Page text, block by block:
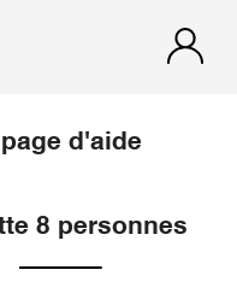
d'aide
8 personnes